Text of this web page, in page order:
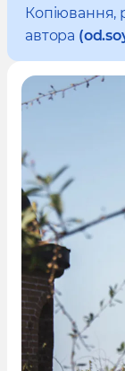
Копіювання,
автора